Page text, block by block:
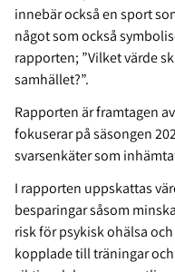
innebär också en sport
något som också
rapporten; ”Vilket värde
samhället?”.
Rapporten är framtagen
fokuserar på säsongen
svarsenkäter som
I rapporten uppskattas
besparingar såsom
risk för psykisk ohälsa
kopplade till träningar